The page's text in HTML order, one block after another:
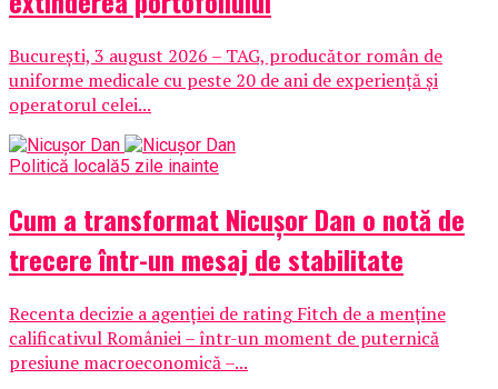
București, 3 august 2026 – TAG, producător român de
uniforme medicale cu peste 20 de ani de experiență și
operatorul celei...
Politică locală5 zile inainte
Cum a transformat Nicușor Dan o notă de
trecere într-un mesaj de stabilitate
Recenta decizie a agenției de rating Fitch de a menține
calificativul României – într-un moment de puternică
presiune macroeconomică –...